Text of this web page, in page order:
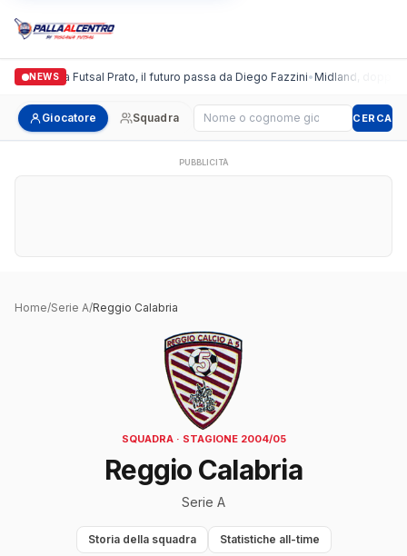
NEWS
Italgronda Futsal Prato, il futuro passa da Diego Fazzini•Midland, doppio
Giocatore Squadra Cerca giocatore CERCA
PUBBLICITÀ
Home/Serie A/Reggio Calabria
SQUADRA · STAGIONE 2004/05
Reggio Calabria
Serie A
Storia della squadra Statistiche all-time